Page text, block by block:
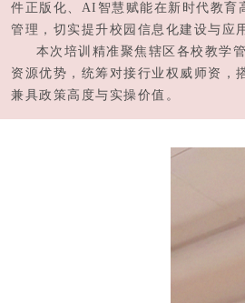
件正版化、AI智慧赋能在新时代教育
管理，切实提升校园信息化建设与应
本次培训精准聚焦辖区各校教学管
资源优势，统筹对接行业权威师资，
兼具政策高度与实操价值。